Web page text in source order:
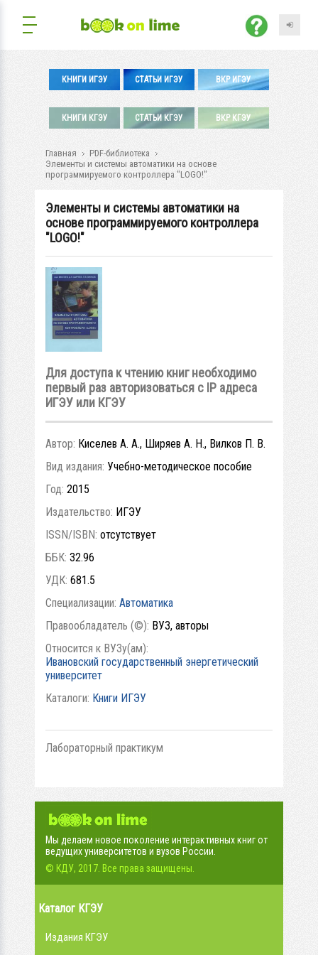
КНИГИ ИГЭУ СТАТЬИ ИГЭУ ВКР ИГЭУ
КНИГИ КГЭУ СТАТЬИ КГЭУ ВКР КГЭУ
Главная
PDF-библиотека
Элементы и системы автоматики на основе
программируемого контроллера "LOGO!"
Элементы и системы автоматики на
основе программируемого контроллера
"LOGO!"
Для доступа к чтению книг необходимо
первый раз авторизоваться с IP адреса
ИГЭУ или КГЭУ
Автор: Киселев А. А., Ширяев А. Н., Вилков П. В.
Вид издания: Учебно-методическое пособие
Год: 2015
Издательство: ИГЭУ
ISSN/ISBN: отсутствует
ББК: 32.96
УДК: 681.5
Специализации: Автоматика
Правообладатель (©): ВУЗ, авторы
Относится к ВУЗу(ам):
Ивановский государственный энергетический
университет
Каталоги: Книги ИГЭУ
Лабораторный практикум
Мы делаем новое поколение интерактивных книг от
ведущих университетов и вузов России.
© КДУ, 2017. Все права защищены.
Каталог КГЭУ
Издания КГЭУ